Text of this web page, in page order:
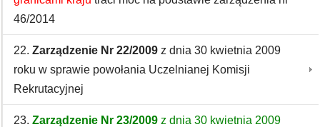
46/2014
22. Zarządzenie Nr 22/2009 z dnia 30 kwietnia 2009
roku w sprawie powołania Uczelnianej Komisji
Rekrutacyjnej
23. Zarządzenie Nr 23/2009 z dnia 30 kwietnia 2009